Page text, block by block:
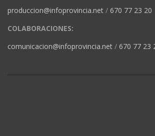
produccion@infoprovincia.net / 670 77 23 20
COLABORACIONES:
comunicacion@infoprovincia.net / 670 77 23